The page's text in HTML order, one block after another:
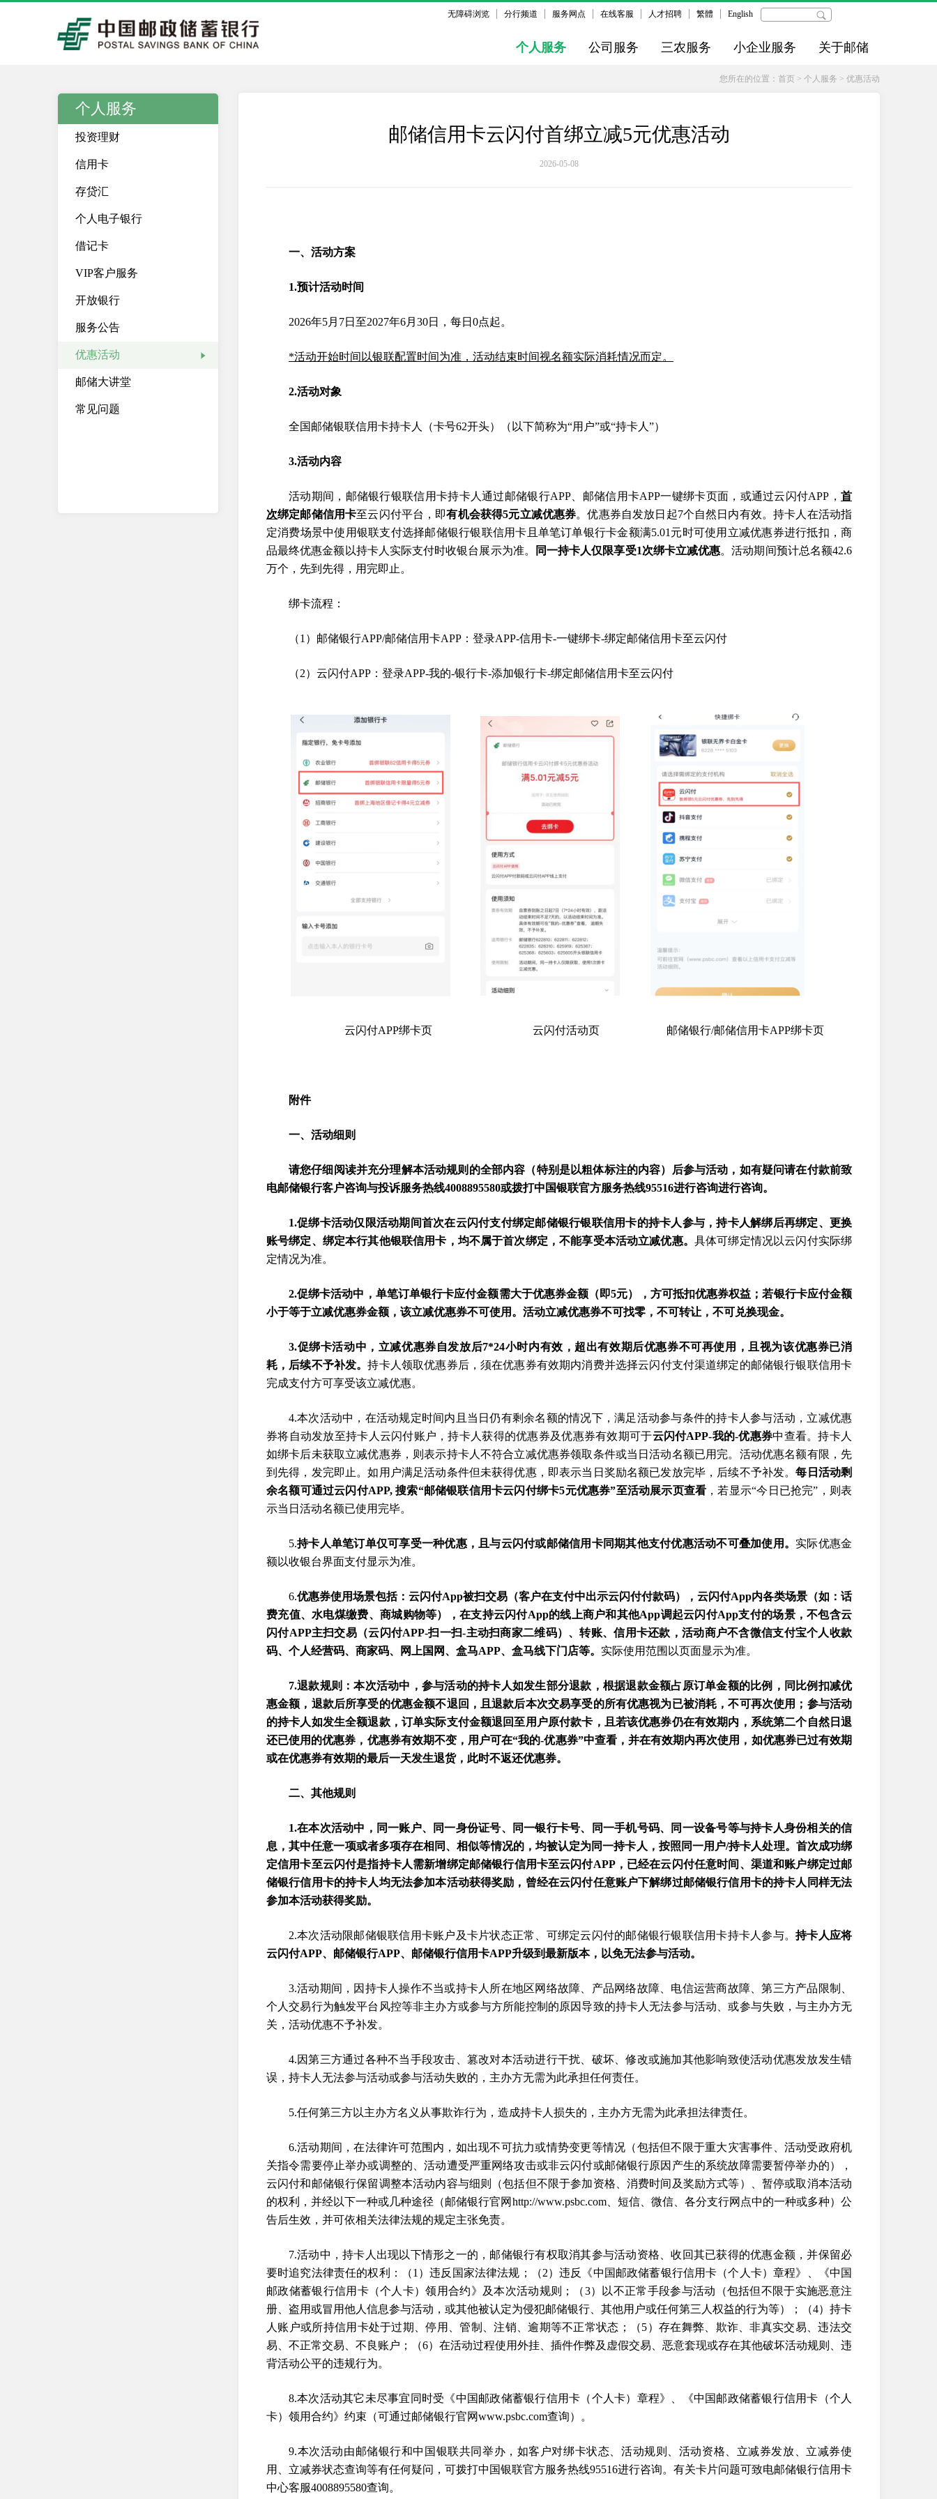
无障碍浏览 分行频道 服务网点 在线客服 人才招聘 繁體 English
个人服务 公司服务 三农服务 小企业服务 关于邮储
您所在的位置： 首页 > 个人服务 > 优惠活动
个人服务
投资理财
信用卡
存贷汇
个人电子银行
借记卡
VIP客户服务
开放银行
服务公告
优惠活动
邮储大讲堂
常见问题
邮储信用卡云闪付首绑立减5元优惠活动
2026-05-08
一、活动方案
1.预计活动时间
2026年5月7日至2027年6月30日，每日0点起。
*活动开始时间以银联配置时间为准，活动结束时间视名额实际消耗情况而定。
2.活动对象
全国邮储银联信用卡持卡人（卡号62开头）（以下简称为“用户”或“持卡人”）
3.活动内容
活动期间，邮储银行银联信用卡持卡人通过邮储银行APP、邮储信用卡APP一键绑卡页面，或通过云闪付APP， 首
次绑定邮储信用卡至云闪付平台，即有机会获得5元立减优惠券。优惠券自发放日起7个自然日内有效。持卡人在活动指
定消费场景中使用银联支付选择邮储银行银联信用卡且单笔订单银行卡金额满5.01元时可使用立减优惠券进行抵扣，商
品最终优惠金额以持卡人实际支付时收银台展示为准。
同一持卡人仅限享受1次绑卡立减优惠。活动期间预计总名额42.6
万个，先到先得，用完即止。
绑卡流程：
（1）邮储银行APP/邮储信用卡APP：登录APP-信用卡-一键绑卡-绑定邮储信用卡至云闪付
（2）云闪付APP：登录APP-我的-银行卡-添加银行卡-绑定邮储信用卡至云闪付
云闪付APP绑卡页 云闪付活动页 邮储银行/邮储信用卡APP绑卡页
附件
一、活动细则
请您仔细阅读并充分理解本活动规则的全部内容（特别是以粗体标注的内容）后参与活动，如有疑问请在付款前致
电邮储银行客户咨询与投诉服务热线4008895580或拨打中国银联官方服务热线95516进行咨询进行咨询。
1.促绑卡活动仅限活动期间首次在云闪付支付绑定邮储银行银联信用卡的持卡人参与，持卡人解绑后再绑定、更换
账号绑定、绑定本行其他银联信用卡，均不属于首次绑定，不能享受本活动立减优惠。 具体可绑定情况以云闪付实际绑
定情况为准。
2.促绑卡活动中，单笔订单银行卡应付金额需大于优惠券金额（即5元），方可抵扣优惠券权益；若银行卡应付金额
小于等于立减优惠券金额，该立减优惠券不可使用。活动立减优惠券不可找零，不可转让，不可兑换现金。
3.促绑卡活动中，立减优惠券自发放后7*24小时内有效，超出有效期后优惠券不可再使用，且视为该优惠券已消
耗，后续不予补发。持卡人领取优惠券后，须在优惠券有效期内消费并选择云闪付支付渠道绑定的邮储银行银联信用卡
完成支付方可享受该立减优惠。
4.本次活动中，在活动规定时间内且当日仍有剩余名额的情况下，满足活动参与条件的持卡人参与活动，立减优惠
券将自动发放至持卡人云闪付账户，持卡人获得的优惠券及优惠券有效期可于云闪付APP-我的-优惠券中查看。持卡人
如绑卡后未获取立减优惠券，则表示持卡人不符合立减优惠券领取条件或当日活动名额已用完。活动优惠名额有限，先
到先得，发完即止。如用户满足活动条件但未获得优惠，即表示当日奖励名额已发放完毕，后续不予补发。每日活动剩
余名额可通过云闪付APP, 搜索“邮储银联信用卡云闪付绑卡5元优惠券”至活动展示页查看 ，若显示“今日已抢完”，则表
示当日活动名额已使用完毕。
5.持卡人单笔订单仅可享受一种优惠，且与云闪付或邮储信用卡同期其他支付优惠活动不可叠加使用。 实际优惠金
额以收银台界面支付显示为准。
6.优惠券使用场景包括：云闪付App被扫交易（客户在支付中出示云闪付付款码），云闪付App内各类场景（如：话
费充值、水电煤缴费、商城购物等），在支持云闪付App的线上商户和其他App调起云闪付App支付的场景，不包含云
闪付APP主扫交易（云闪付APP-扫一扫-主动扫商家二维码）、转账、信用卡还款，活动商户不含微信支付宝个人收款
码、个人经营码、商家码、网上国网、盒马APP、盒马线下门店等。 实际使用范围以页面显示为准。
7.退款规则：本次活动中，参与活动的持卡人如发生部分退款，根据退款金额占原订单金额的比例，同比例扣减优
惠金额，退款后所享受的优惠金额不退回，且退款后本次交易享受的所有优惠视为已被消耗，不可再次使用；参与活动
的持卡人如发生全额退款，订单实际支付金额退回至用户原付款卡，且若该优惠券仍在有效期内，系统第二个自然日退
还已使用的优惠券，优惠券有效期不变，用户可在“我的-优惠券”中查看，并在有效期内再次使用，如优惠券已过有效期
或在优惠券有效期的最后一天发生退货，此时不返还优惠券。
二、其他规则
1.在本次活动中，同一账户、同一身份证号、同一银行卡号、同一手机号码、同一设备号等与持卡人身份相关的信
息，其中任意一项或者多项存在相同、相似等情况的，均被认定为同一持卡人，按照同一用户/持卡人处理。首次成功绑
定信用卡至云闪付是指持卡人需新增绑定邮储银行信用卡至云闪付APP，已经在云闪付任意时间、渠道和账户绑定过邮
储银行信用卡的持卡人均无法参加本活动获得奖励，曾经在云闪付任意账户下解绑过邮储银行信用卡的持卡人同样无法
参加本活动获得奖励。
2.本次活动限邮储银联信用卡账户及卡片状态正常、可绑定云闪付的邮储银行银联信用卡持卡人参与。持卡人应将
云闪付APP、邮储银行APP、邮储银行信用卡APP升级到最新版本，以免无法参与活动。
3.活动期间，因持卡人操作不当或持卡人所在地区网络故障、产品网络故障、电信运营商故障、第三方产品限制、
个人交易行为触发平台风控等非主办方或参与方所能控制的原因导致的持卡人无法参与活动、或参与失败，与主办方无
关，活动优惠不予补发。
4.因第三方通过各种不当手段攻击、篡改对本活动进行干扰、破坏、修改或施加其他影响致使活动优惠发放发生错
误，持卡人无法参与活动或参与活动失败的，主办方无需为此承担任何责任。
5.任何第三方以主办方名义从事欺诈行为，造成持卡人损失的，主办方无需为此承担法律责任。
6.活动期间，在法律许可范围内，如出现不可抗力或情势变更等情况（包括但不限于重大灾害事件、活动受政府机
关指令需要停止举办或调整的、活动遭受严重网络攻击或非云闪付或邮储银行原因产生的系统故障需要暂停举办的），
云闪付和邮储银行保留调整本活动内容与细则（包括但不限于参加资格、消费时间及奖励方式等）、暂停或取消本活动
的权利，并经以下一种或几种途径（邮储银行官网http://www.psbc.com、短信、微信、各分支行网点中的一种或多种）公
告后生效，并可依相关法律法规的规定主张免责。
7.活动中，持卡人出现以下情形之一的，邮储银行有权取消其参与活动资格、收回其已获得的优惠金额，并保留必
要时追究法律责任的权利：（1）违反国家法律法规；（2）违反《中国邮政储蓄银行信用卡（个人卡）章程》、《中国
邮政储蓄银行信用卡（个人卡）领用合约》及本次活动规则；（3）以不正常手段参与活动（包括但不限于实施恶意注
册、盗用或冒用他人信息参与活动，或其他被认定为侵犯邮储银行、其他用户或任何第三人权益的行为等）；（4）持卡
人账户或所持信用卡处于过期、停用、管制、注销、逾期等不正常状态；（5）存在舞弊、欺诈、非真实交易、违法交
易、不正常交易、不良账户；（6）在活动过程使用外挂、插件作弊及虚假交易、恶意套现或存在其他破坏活动规则、违
背活动公平的违规行为。
8.本次活动其它未尽事宜同时受《中国邮政储蓄银行信用卡（个人卡）章程》、《中国邮政储蓄银行信用卡（个人
卡）领用合约》约束（可通过邮储银行官网www.psbc.com查询）。
9.本次活动由邮储银行和中国银联共同举办，如客户对绑卡状态、活动规则、活动资格、立减券发放、立减券使
用、立减券状态查询等有任何疑问，可拨打中国银联官方服务热线95516进行咨询。有关卡片问题可致电邮储银行信用卡
中心客服4008895580查询。